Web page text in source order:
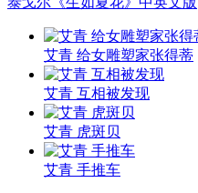
艾青 给女雕塑家张得蒂
艾青 互相被发现
艾青 虎斑贝
艾青 手推车